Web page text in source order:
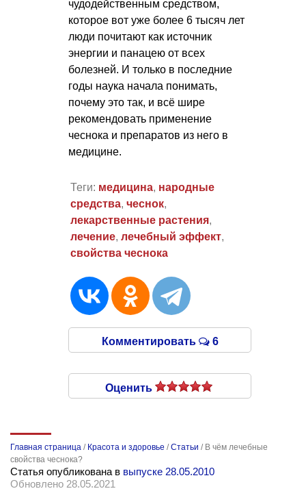
чудодейственным средством,
которое вот уже более 6 тысяч лет
люди почитают как источник
энергии и панацею от всех
болезней. И только в последние
годы наука начала понимать,
почему это так, и всё шире
рекомендовать применение
чеснока и препаратов из него в
медицине.
Теги: медицина, народные
средства, чеснок,
лекарственные растения,
лечение, лечебный эффект,
свойства чеснока
Комментировать 6
Оценить
Главная страница / Красота и здоровье /Статьи / В чём лечебные
свойства чеснока?
Статья опубликована в выпуске 28.05.2010
Обновлено 28.05.2021